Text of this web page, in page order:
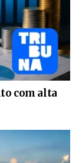
com alta